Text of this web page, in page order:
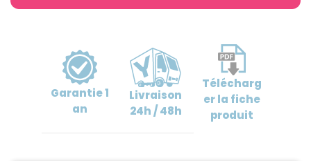
Garantie1
an
Livraison
24h / 48h
Télécharg
erla fiche
produit